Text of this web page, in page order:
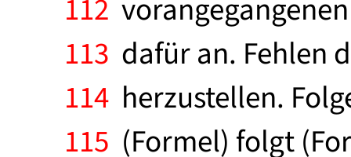
112
113 dafür an. Fehlen
114 herzustellen.
115 (Formel) folgt